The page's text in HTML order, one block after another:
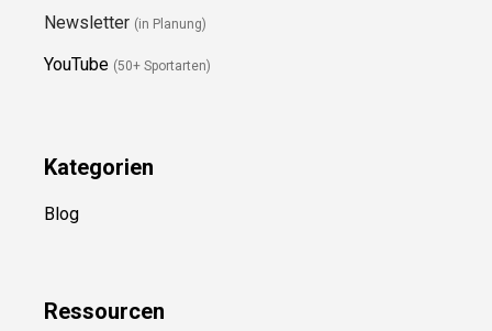
Newsletter (in Planung)
YouTube (50+ Sportarten)
Kategorien
Blog
Ressourcen